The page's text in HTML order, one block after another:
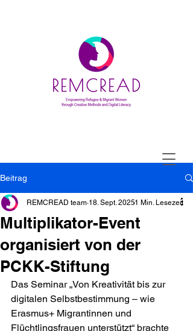
Beitrag
Multiplikator-Event
organisiert von der
PCKK-Stiftung
REMCREAD team 18. Sept. 20251 Min. Lesezeit
Das Seminar „Von Kreativität bis zur
digitalen Selbstbestimmung – wie
Erasmus+ Migrantinnen und
Flüchtlingsfrauen unterstützt“ brachte